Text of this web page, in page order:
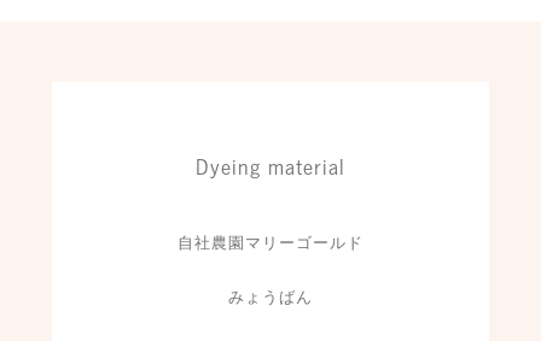
Dyeing material
自社農園マリーゴールド
みょうばん